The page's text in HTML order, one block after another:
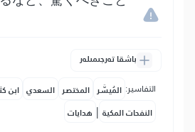
باشقا تەرجىمىلەر
التفاسير: المُيسَّر المختصر السعدي ابن
النفحات المكية | هدايات